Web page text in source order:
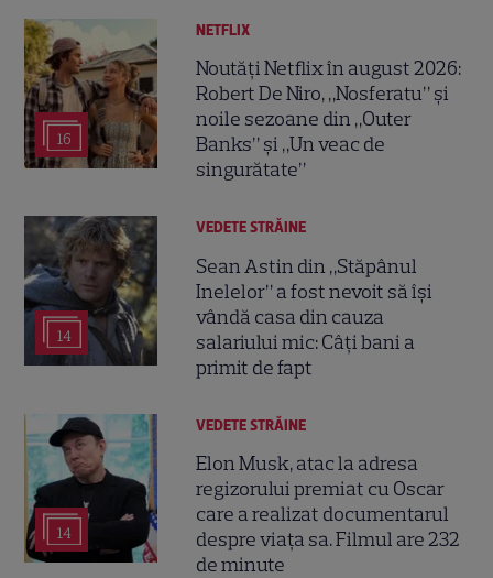
16
NETFLIX
Noutăți Netflix în august 2026:
Robert De Niro, „Nosferatu” și
noile sezoane din „Outer
Banks” și „Un veac de
singurătate”
14
VEDETE STRĂINE
Sean Astin din „Stăpânul
Inelelor” a fost nevoit să își
vândă casa din cauza
salariului mic: Câți bani a
primit de fapt
14
VEDETE STRĂINE
Elon Musk, atac la adresa
regizorului premiat cu Oscar
care a realizat documentarul
despre viața sa. Filmul are 232
de minute